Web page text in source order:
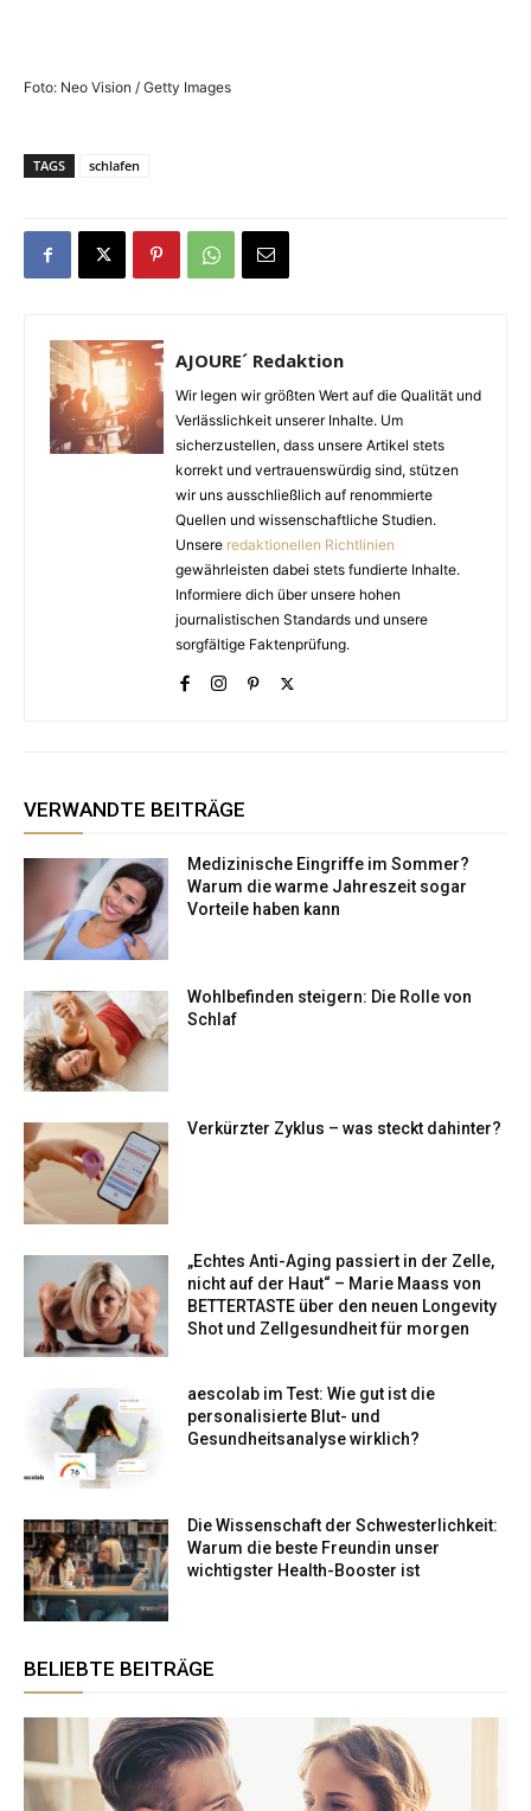
Foto: Neo Vision / Getty Images
TAGS schlafen
AJOURE´ Redaktion
Wir legen wir größten Wert auf die Qualität und
Verlässlichkeit unserer Inhalte. Um
sicherzustellen, dass unsere Artikel stets
korrekt und vertrauenswürdig sind, stützen
wir uns ausschließlich auf renommierte
Quellen und wissenschaftliche Studien.
Unsere redaktionellen Richtlinien
gewährleisten dabei stets fundierte Inhalte.
Informiere dich über unsere hohen
journalistischen Standards und unsere
sorgfältige Faktenprüfung.
VERWANDTE BEITRÄGE
Medizinische Eingriffe im Sommer?
Warum die warme Jahreszeit sogar
Vorteile haben kann
Wohlbefinden steigern: Die Rolle von
Schlaf
Verkürzter Zyklus – was steckt dahinter?
„Echtes Anti-Aging passiert in der Zelle,
nicht auf der Haut“ – Marie Maass von
BETTERTASTE über den neuen Longevity
Shot und Zellgesundheit für morgen
aescolab im Test: Wie gut ist die
personalisierte Blut- und
Gesundheitsanalyse wirklich?
Die Wissenschaft der Schwesterlichkeit:
Warum die beste Freundin unser
wichtigster Health-Booster ist
BELIEBTE BEITRÄGE